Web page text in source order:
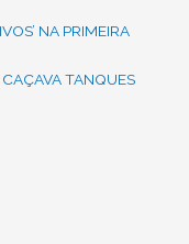
NA PRIMEIRA
TANQUES